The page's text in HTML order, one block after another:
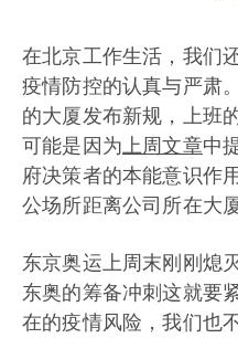
在北京工作生活，我们
疫情防控的认真与严肃
的大厦发布新规，上班
可能是因为上周文章中
府决策者的本能意识作
公场所距离公司所在大
东京奥运上周末刚刚熄
东奥的筹备冲刺这就要
在的疫情风险，我们也